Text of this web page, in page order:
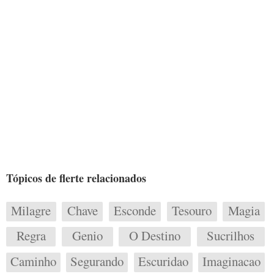
Tópicos de flerte relacionados
Milagre Chave Esconde Tesouro
Magia
Regra
Genio O Destino
Sucrilhos
Caminho
Segurando Escuridao
Imaginacao